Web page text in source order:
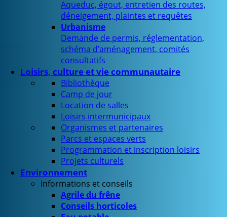
Aqueduc, égout, entretien des routes,
déneigement, plaintes et requêtes
Urbanisme
Demande de permis, réglementation,
schéma d’aménagement, comités
consultatifs
Loisirs, culture et vie communautaire
Bibliothèque
Camp de jour
Location de salles
Loisirs intermunicipaux
Organismes et partenaires
Parcs et espaces verts
Programmation et inscription loisirs
Projets culturels
Environnement
Informations et conseils
Agrile du frêne
Conseils horticoles